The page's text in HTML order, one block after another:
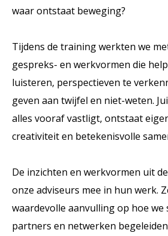
waar ontstaat beweging?
Tijdens de training werkten we
gespreks- en werkvormen die
luisteren, perspectieven te
geven aan twijfel en niet-weten.
alles vooraf vastligt, ontstaat
creativiteit en betekenisvolle
De inzichten en werkvormen uit
onze adviseurs mee in hun werk.
waardevolle aanvulling op hoe we
partners en netwerken